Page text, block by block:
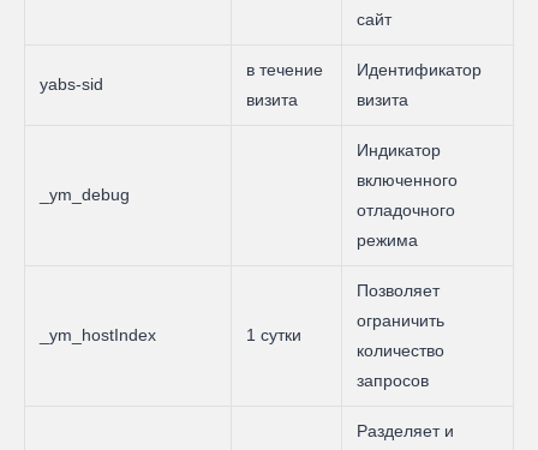
сайт
yabs-sid
в течение
визита
Идентификатор
визита
_ym_debug
Индикатор
включенного
отладочного
режима
_ym_hostIndex 1 сутки
Позволяет
ограничить
количество
запросов
Разделяет и